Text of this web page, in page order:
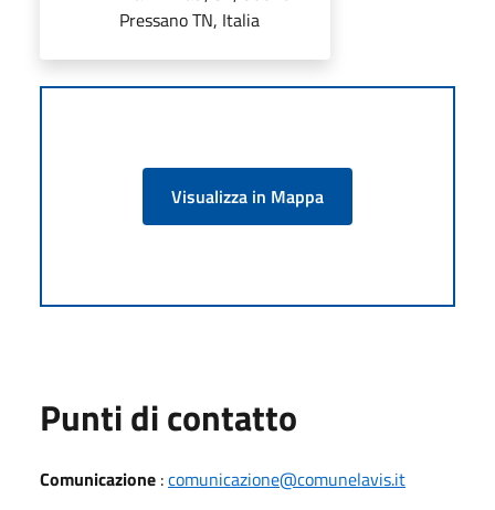
Pressano TN, Italia
Visualizza in Mappa
Punti di contatto
Comunicazione :comunicazione@comunelavis.it